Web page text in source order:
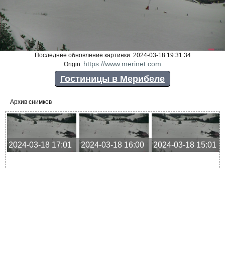
Последнее обновление картинки: 2024-03-18 19:31:34
Origin: https://www.merinet.com
Гостиницы в Мерибеле
Архив снимков
2024-03-18 17:01 2024-03-18 16:00 2024-03-18 15:01